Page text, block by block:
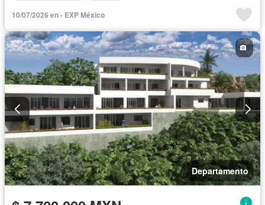
10/07/2026 en - EXP México
Departamento